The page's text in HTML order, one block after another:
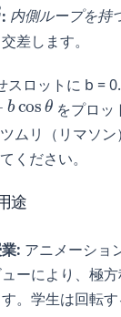
: 内側ループを持
差します。
スロットに b =
θ
をプロッ
ムリ（リマソ
ください。
途
: アニメーショ
ーにより、極
。学生は回転